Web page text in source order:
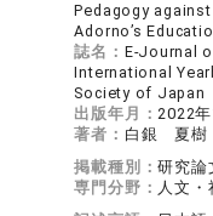
Pedagogy
Adorno’s
誌名： E-Journal
International
Society of Japan
出版年月：2022年
著者： 白銀 夏樹
掲載種別：研究論
専門分野： 人文